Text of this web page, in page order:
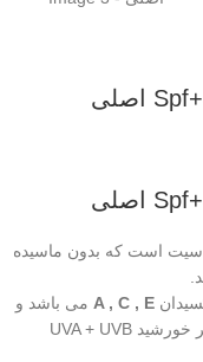
است که بدون ماسیده
A , C , E می باشد و
پوست را در مقابل اشعه های ماورای بنفش مضر خورشید UVA + UVB